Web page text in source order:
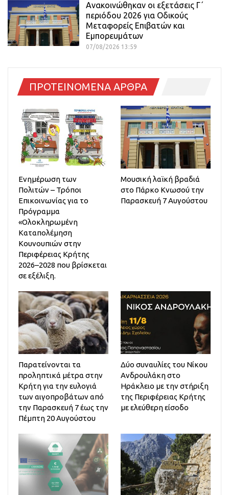
Ανακοινώθηκαν οι εξετάσεις Γ΄
περιόδου 2026 για Οδικούς
Μεταφορείς Επιβατών και
Εμπορευμάτων
07/08/2026 13:59
ΠΡΟΤΕΙΝΟΜΕΝΑ ΑΡΘΡΑ
Ενημέρωση των
Πολιτών – Τρόποι
Επικοινωνίας για το
Πρόγραμμα
«Ολοκληρωμένη
Καταπολέμηση
Κουνουπιών στην
Περιφέρειας Κρήτης
2026–2028 που βρίσκεται
σε εξέλιξη.
Μουσική λαϊκή βραδιά
στο Πάρκο Κνωσού την
Παρασκευή 7 Αυγούστου
Παρατείνονται τα
προληπτικά μέτρα στην
Κρήτη για την ευλογιά
των αιγοπροβάτων από
την Παρασκευή 7 έως την
Πέμπτη 20 Αυγούστου
Δύο συναυλίες του Νίκου
Ανδρουλάκη στο
Ηράκλειο με την στήριξη
της Περιφέρειας Κρήτης
με ελεύθερη είσοδο